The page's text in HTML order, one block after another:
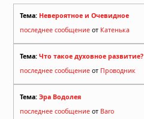
Тема: Невероятное и Очевидное
последнее сообщение от Катенька
Тема: Что такое духовное развитие?
последнее сообщение от Проводник
Тема: Эра Водолея
последнее сообщение от Baro